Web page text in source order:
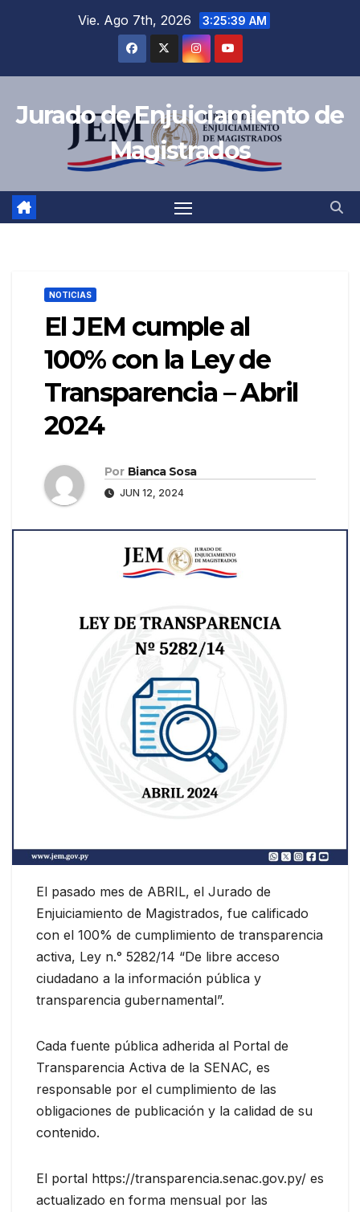
Vie. Ago 7th, 2026 3:25:39 AM
Jurado de Enjuiciamiento de
Magistrados
NOTICIAS
El JEM cumple al
100% con la Ley de
Transparencia – Abril
2024
Por Bianca Sosa
JUN 12, 2024
El pasado mes de ABRIL, el Jurado de
Enjuiciamiento de Magistrados, fue calificado
con el 100% de cumplimiento de transparencia
activa, Ley n.° 5282/14 “De libre acceso
ciudadano a la información pública y
transparencia gubernamental”.
Cada fuente pública adherida al Portal de
Transparencia Activa de la SENAC, es
responsable por el cumplimiento de las
obligaciones de publicación y la calidad de su
contenido.
El portal https://transparencia.senac.gov.py/ es
actualizado en forma mensual por las